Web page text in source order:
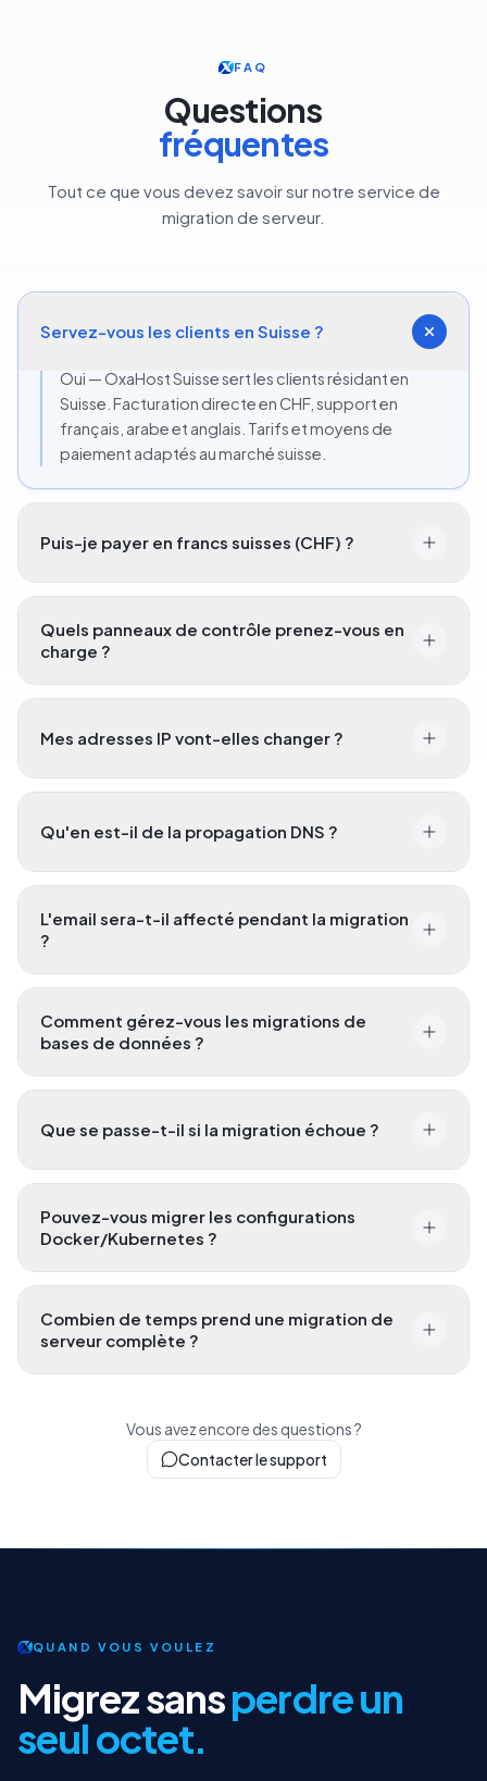
FAQ
Questions
fréquentes
Tout ce que vous devez savoir sur notre service de
migration de serveur.
Servez-vous les clients en Suisse ?
Oui — OxaHost Suisse sert les clients résidant en
Suisse. Facturation directe en CHF, support en
français, arabe et anglais. Tarifs et moyens de
paiement adaptés au marché suisse.
Puis-je payer en francs suisses (CHF) ?
Quels panneaux de contrôle prenez-vous en
charge ?
Mes adresses IP vont-elles changer ?
Qu'en est-il de la propagation DNS ?
L'email sera-t-il affecté pendant la migration
?
Comment gérez-vous les migrations de
bases de données ?
Que se passe-t-il si la migration échoue ?
Pouvez-vous migrer les configurations
Docker/Kubernetes ?
Combien de temps prend une migration de
serveur complète ?
Vous avez encore des questions ?
Contacter le support
QUAND VOUS VOULEZ
Migrez sansperdre un
seul octet.